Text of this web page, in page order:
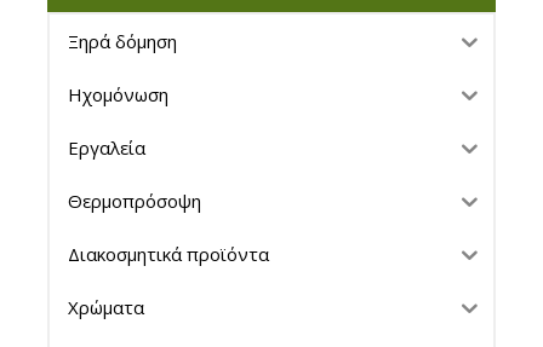
Ξηρά δόμηση
Ηχομόνωση
Εργαλεία
Θερμοπρόσοψη
Διακοσμητικά προϊόντα
Χρώματα